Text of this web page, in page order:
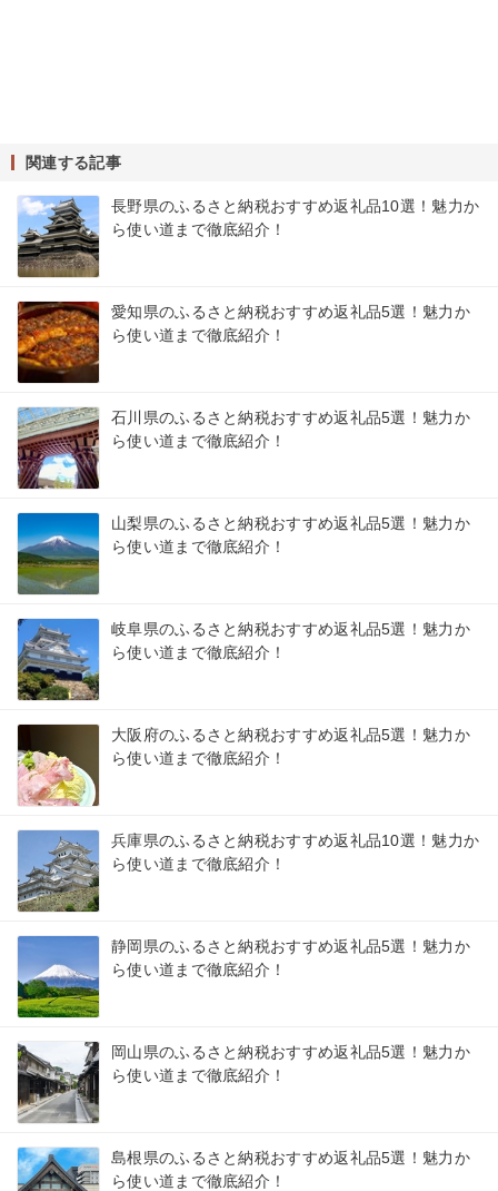
関連する記事
長野県のふるさと納税おすすめ返礼品10選！魅力か
ら使い道まで徹底紹介！
愛知県のふるさと納税おすすめ返礼品5選！魅力か
ら使い道まで徹底紹介！
石川県のふるさと納税おすすめ返礼品5選！魅力か
ら使い道まで徹底紹介！
山梨県のふるさと納税おすすめ返礼品5選！魅力か
ら使い道まで徹底紹介！
岐阜県のふるさと納税おすすめ返礼品5選！魅力か
ら使い道まで徹底紹介！
大阪府のふるさと納税おすすめ返礼品5選！魅力か
ら使い道まで徹底紹介！
兵庫県のふるさと納税おすすめ返礼品10選！魅力か
ら使い道まで徹底紹介！
静岡県のふるさと納税おすすめ返礼品5選！魅力か
ら使い道まで徹底紹介！
岡山県のふるさと納税おすすめ返礼品5選！魅力か
ら使い道まで徹底紹介！
島根県のふるさと納税おすすめ返礼品5選！魅力か
ら使い道まで徹底紹介！